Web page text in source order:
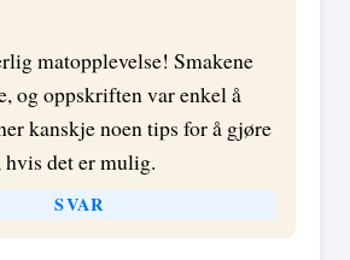
matopplevelse! Smakene
og oppskriften var enkel å
kanskje noen tips for å gjøre
det er mulig.
SVAR